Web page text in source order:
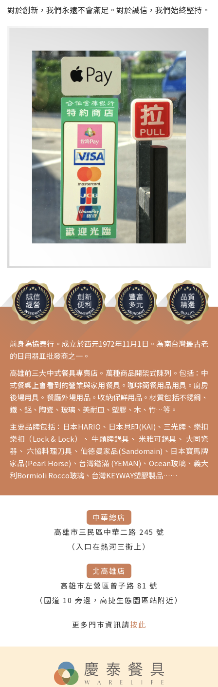
對於創新，我們永遠不會滿足。對於誠信，我們始終堅持。
前身為協泰行。成立於西元1972年11月1日。為南台灣最古老
的日用器皿批發商之一。
高雄前三大中式餐具專賣店。萬種商品開架式陳列。包括：中
式餐桌上會看到的營業與家用餐具。咖啡簡餐用品用具。廚房
後場用具。餐廳外場用品。收納保鮮用品。材質包括不銹鋼、
鐵、鋁、陶瓷、玻璃、美耐皿、塑膠、木、竹…等。
主要品牌包括：日本HARIO、日本貝印(KAI)、三光牌、樂扣
樂扣（Lock & Lock）、 牛頭牌鍋具、 米雅可鍋具、 大同瓷
器、 六協料理刀具、仙德曼家品(Sandomain)、日本寶馬牌
家品(Pearl Horse)、台灣鎰滿 (YEMAN)、Ocean玻璃、義大
利Bormioli Rocco玻璃、台灣KEYWAY塑膠製品……
中華總店
高雄市三民區中華二路 245 號
（入口在熱河三街上）
北高雄店
高雄市左營區曾子路 81 號
（國道 10 旁邊，高捷生態園區站附近）
更多門市資訊請按此